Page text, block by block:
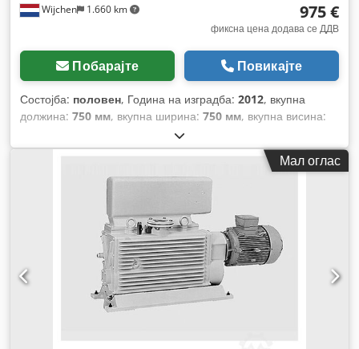
Wijchen 1.660 km 975 €
фиксна цена додава се ДДВ
Побарајте Повикајте
Состојба: половен, Година на изградба: 2012, вкупна
должина: 750 мм, вкупна ширина: 750 мм, вкупна висина:
Мал оглас